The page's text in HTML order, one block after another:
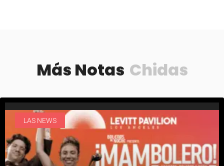
Más Notas Chidas
LAS NEWS